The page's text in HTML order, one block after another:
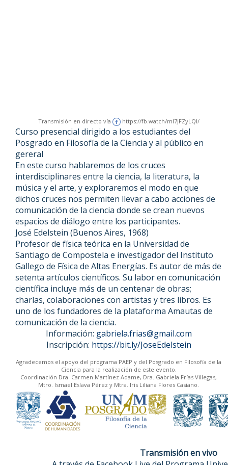
Transmisión en directo vía https://fb.watch/ml7JFZyLQI/
Curso presencial dirigido a los estudiantes del
Posgrado en Filosofía de la Ciencia y al público en
gereral
En este curso hablaremos de los cruces
interdisciplinares entre la ciencia, la literatura, la
música y el arte, y exploraremos el modo en que
dichos cruces nos permiten llevar a cabo acciones de
comunicación de la ciencia donde se crean nuevos
espacios de diálogo entre los participantes.
José Edelstein (Buenos Aires, 1968)
Profesor de física teórica en la Universidad de
Santiago de Compostela e investigador del Instituto
Gallego de Física de Altas Energías. Es autor de más de
setenta artículos científicos. Su labor en comunicación
científica incluye más de un centenar de obras;
charlas, colaboraciones con artistas y tres libros. Es
uno de los fundadores de la plataforma Amautas de
comunicación de la ciencia.
Información: gabriela.frias@gmail.com
Inscripción: https://bit.ly/JoseEdelstein
Agradecemos el apoyo del programa PAEP y del Posgrado en Filosofía de la
Ciencia para la realización de este evento.
Coordinación Dra. Carmen Martínez Adame, Dra. Gabriela Frías Villegas,
Mtro. Ismael Eslava Pérez y Mtra. Iris Liliana Flores Casiano.
Transmisión en vivo